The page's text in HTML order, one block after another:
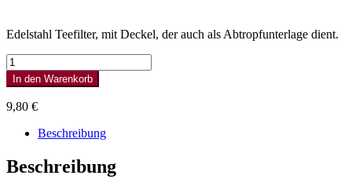
Edelstahl Teefilter, mit Deckel, der auch als Abtropfunterlage dient.
Edelstahlfilter
Silber
Größe
L
Menge
In den Warenkorb
9,80 €
Beschreibung
Beschreibung